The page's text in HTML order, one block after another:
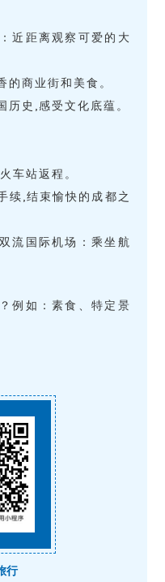
近距离观察可爱的大
的商业街和美食。
历史,感受文化底蕴。
车站返程。
续,结束愉快的成都之
流国际机场：乘坐航
例如：素食、特定景
行